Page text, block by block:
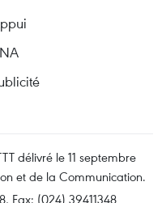
délivré le 11 septembre
et de la Communication.
Fax: (024) 39411348